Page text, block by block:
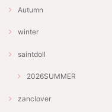
Autumn
winter
saintdoll
2026SUMMER
zanclover